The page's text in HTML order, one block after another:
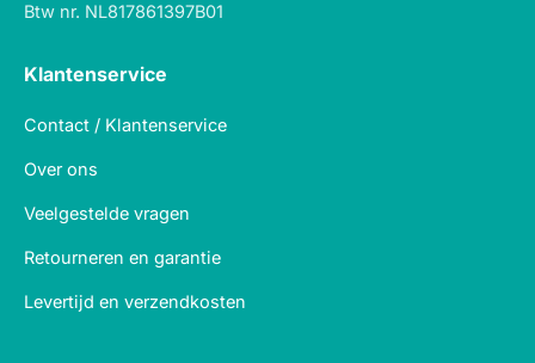
Btw nr. NL817861397B01
Klantenservice
Contact / Klantenservice
Over ons
Veelgestelde vragen
Retourneren en garantie
Levertijd en verzendkosten